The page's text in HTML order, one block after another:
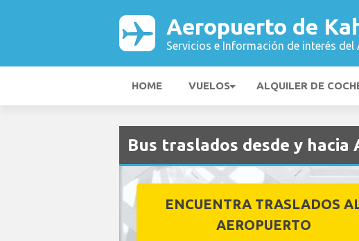
Aeropuerto de
Servicios e Información de interés del
HOME VUELOS ALQUILER DE
Bus traslados desde y
ENCUENTRA TRASLADOS
AEROPUERTO